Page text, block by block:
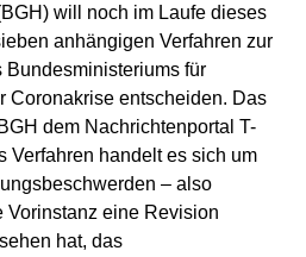
will noch im Laufe dieses
anhängigen Verfahren zur
Bundesministeriums für
Coronakrise entscheiden. Das
dem Nachrichtenportal T-
Verfahren handelt es sich um
– also
Vorinstanz eine Revision
hat, das